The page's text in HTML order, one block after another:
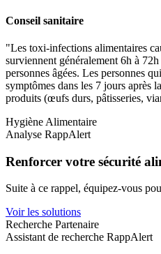
Conseil sanitaire
"Les toxi-infections alimentaires
surviennent généralement 6h à
personnes âgées. Les personnes
symptômes dans les 7 jours après
produits (œufs durs, pâtisseries,
Hygiène Alimentaire
Analyse RappAlert
Renforcer votre sécurité
Suite à ce rappel, équipez-vous
Voir les solutions
Recherche Partenaire
Assistant de recherche RappAlert